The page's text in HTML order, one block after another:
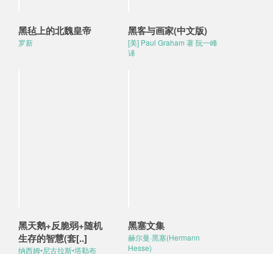
黑毡上的北魏皇帝
罗新
黑客与画家(中文版)
[美] Paul Graham 著 阮一峰
译
黑天鹅+反脆弱+随机
生存的智慧(套[..]
纳西姆•尼古拉斯•塔勒布
黑塞文集
赫尔曼·黑塞(Hermann
Hesse)